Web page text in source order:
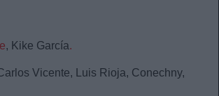
, Kike García.
Vicente, Luis Rioja, Conechny,